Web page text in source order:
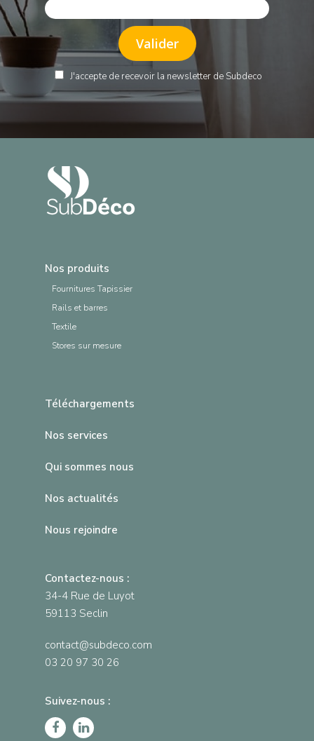
J'accepte de recevoir la newsletter de Subdeco
Nos produits
Fournitures Tapissier
Rails et barres
Textile
Stores sur mesure
Téléchargements
Nos services
Qui sommes nous
Nos actualités
Nous rejoindre
Contactez-nous :
34-4 Rue de Luyot
59113 Seclin
contact@subdeco.com
03 20 97 30 26
Suivez-nous :